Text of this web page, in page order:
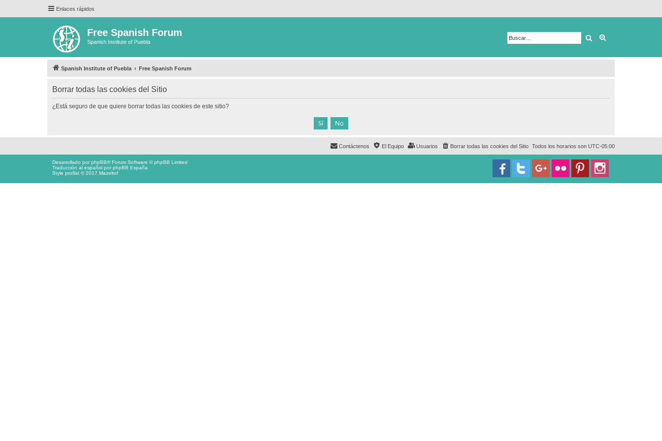
Enlaces rápidos
Free Spanish Forum
Spanish Institute of Puebla Buscar
Spanish Institute of Puebla Free Spanish Forum
Borrar todas las cookies del Sitio
¿Está seguro de que quiere borrar todas las cookies de este sitio?
Todos los horarios son UTC-05:00
Borrar todas las cookies del Sitio
Usuarios
El Equipo
Contáctenos
Desarrollado porphpBB® Forum Software © phpBB Limited
Traducción al español porphpBB España
Style proflat © 2017 Mazeltof